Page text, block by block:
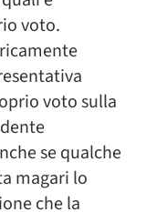
voto.
voto sulla
se qualche
magari lo
che la